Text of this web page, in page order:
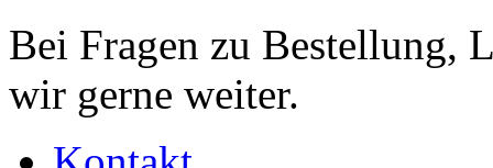
Bei Fragen zu Bestellung,
wir gerne weiter.